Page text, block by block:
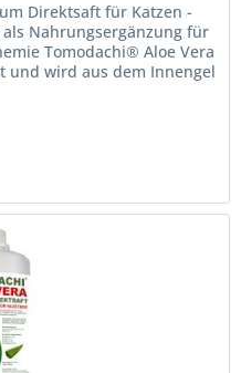
Direktsaft für Katzen -
Nahrungsergänzung für
Tomodachi® Aloe Vera
und wird aus dem Innengel